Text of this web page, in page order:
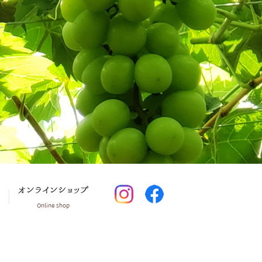
オンラインショップ
Online shop